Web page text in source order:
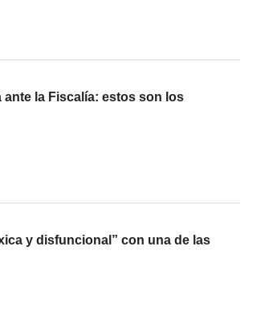
ante la Fiscalía: estos son los
y disfuncional” con una de las